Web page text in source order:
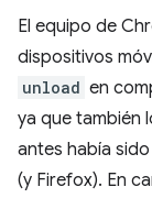
El equipo de
dispositivos
unload en
ya que también
antes había
(y Firefox). En